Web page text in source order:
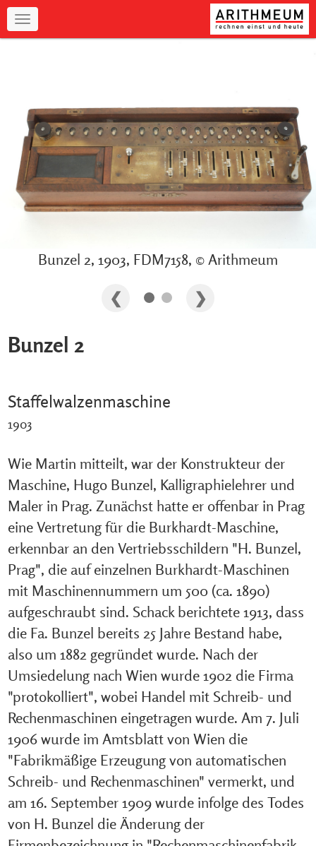
Navigation
Bunzel 2, 1903, FDM7158, © Arithmeum
Bunzel 2
Staffelwalzenmaschine
1903
Wie Martin mitteilt, war der Konstrukteur der
Maschine, Hugo Bunzel, Kalligraphielehrer und
Maler in Prag. Zunächst hatte er offenbar in Prag
eine Vertretung für die Burkhardt-Maschine,
erkennbar an den Vertriebsschildern "H. Bunzel,
Prag", die auf einzelnen Burkhardt-Maschinen
mit Maschinennummern um 500 (ca. 1890)
aufgeschraubt sind. Schack berichtete 1913, dass
die Fa. Bunzel bereits 25 Jahre Bestand habe,
also um 1882 gegründet wurde. Nach der
Umsiedelung nach Wien wurde 1902 die Firma
"protokolliert", wobei Handel mit Schreib- und
Rechenmaschinen eingetragen wurde. Am 7. Juli
1906 wurde im Amtsblatt von Wien die
"Fabrikmäßige Erzeugung von automatischen
Schreib- und Rechenmaschinen" vermerkt, und
am 16. September 1909 wurde infolge des Todes
von H. Bunzel die Änderung der